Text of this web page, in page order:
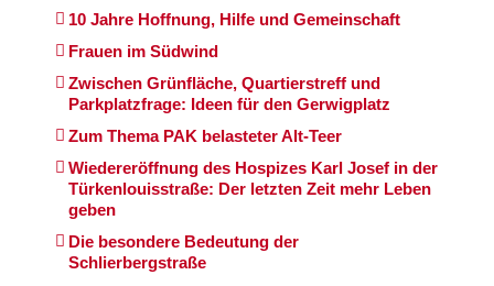
10 Jahre Hoffnung, Hilfe und Gemeinschaft
Frauen im Südwind
Zwischen Grünfläche, Quartierstreff und
Parkplatzfrage: Ideen für den Gerwigplatz
Zum Thema PAK belasteter Alt-Teer
Wiedereröffnung des Hospizes Karl Josef in der
Türkenlouisstraße: Der letzten Zeit mehr Leben
geben
Die besondere Bedeutung der
Schlierbergstraße